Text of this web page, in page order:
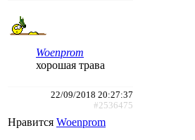
Woenprom
хорошая трава
22/09/2018 20:27:37
#2536475
Нравится Woenprom